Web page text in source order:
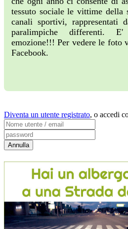
tessuto sociale le vittime della
canali sportivi, rappresentati
paralimpiche differenti.
emozione!!! Per vedere le foto
Facebook.
Diventa un utente registrato, o accedi